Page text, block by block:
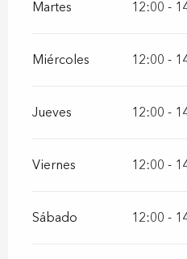
Martes 12:00 -
Miércoles 12:00 -
Jueves 12:00 -
Viernes 12:00 -
Sábado 12:00 -